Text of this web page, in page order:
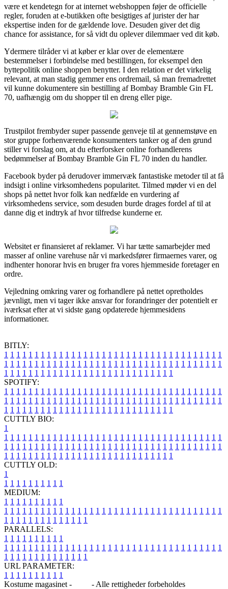
være et kendetegn for at internet webshoppen føjer de officielle
regler, foruden at e-butikken ofte besigtiges af jurister der har
ekspertise inden for de gældende love. Desuden giver det dig
chance for assistance, for så vidt du oplever dilemmaer ved dit køb.
Ydermere tilråder vi at køber er klar over de elementære
bestemmelser i forbindelse med bestillingen, for eksempel den
byttepolitik online shoppen benytter. I den relation er det virkelig
relevant, at man stadig gemmer ens ordremail, så man fremadrettet
vil kunne dokumentere sin bestilling af Bombay Bramble Gin FL
70, uafhængig om du shopper til en dreng eller pige.
Trustpilot frembyder super passende genveje til at gennemstøve en
stor gruppe forhenværende konsumenters tanker og af den grund
stiller vi forslag om, at du efterforsker online forhandlerens
bedømmelser af Bombay Bramble Gin FL 70 inden du handler.
Facebook byder på derudover immervæk fantastiske metoder til at få
indsigt i online virksomhedens popularitet. Tilmed møder vi en del
shops på nettet hvor folk kan nedfælde en vurdering af
virksomhedens service, som desuden burde drages fordel af til at
danne dig et indtryk af hvor tilfredse kunderne er.
Websitet er finansieret af reklamer. Vi har tætte samarbejder med
masser af online varehuse når vi markedsfører firmaernes varer, og
indhenter honorar hvis en bruger fra vores hjemmeside foretager en
ordre.
Vejledning omkring varer og forhandlere på nettet opretholdes
jævnligt, men vi tager ikke ansvar for forandringer der potentielt er
iværksat efter at vi sidste gang opdaterede hjemmesidens
informationer.
BITLY:
1 1 1 1 1 1 1 1 1 1 1 1 1 1 1 1 1 1 1 1 1 1 1 1 1 1 1 1 1 1 1 1 1 1 1 1
1 1 1 1 1 1 1 1 1 1 1 1 1 1 1 1 1 1 1 1 1 1 1 1 1 1 1 1 1 1 1 1 1 1 1 1
1 1 1 1 1 1 1 1 1 1 1 1 1 1 1 1 1 1 1 1 1 1 1 1 1 1 1 1
SPOTIFY:
1 1 1 1 1 1 1 1 1 1 1 1 1 1 1 1 1 1 1 1 1 1 1 1 1 1 1 1 1 1 1 1 1 1 1 1
1 1 1 1 1 1 1 1 1 1 1 1 1 1 1 1 1 1 1 1 1 1 1 1 1 1 1 1 1 1 1 1 1 1 1 1
1 1 1 1 1 1 1 1 1 1 1 1 1 1 1 1 1 1 1 1 1 1 1 1 1 1 1 1
CUTTLY BIO:
1
1 1 1 1 1 1 1 1 1 1 1 1 1 1 1 1 1 1 1 1 1 1 1 1 1 1 1 1 1 1 1 1 1 1 1 1
1 1 1 1 1 1 1 1 1 1 1 1 1 1 1 1 1 1 1 1 1 1 1 1 1 1 1 1 1 1 1 1 1 1 1 1
1 1 1 1 1 1 1 1 1 1 1 1 1 1 1 1 1 1 1 1 1 1 1 1 1 1 1 1
CUTTLY OLD:
1
1 1 1 1 1 1 1 1 1 1
MEDIUM:
1 1 1 1 1 1 1 1 1 1
1 1 1 1 1 1 1 1 1 1 1 1 1 1 1 1 1 1 1 1 1 1 1 1 1 1 1 1 1 1 1 1 1 1 1 1
1 1 1 1 1 1 1 1 1 1 1 1 1 1
PARALLELS:
1 1 1 1 1 1 1 1 1 1
1 1 1 1 1 1 1 1 1 1 1 1 1 1 1 1 1 1 1 1 1 1 1 1 1 1 1 1 1 1 1 1 1 1 1 1
1 1 1 1 1 1 1 1 1 1 1 1 1 1
URL PARAMETER:
1 1 1 1 1 1 1 1 1 1
Kostume magasinet -
- Alle rettigheder forbeholdes